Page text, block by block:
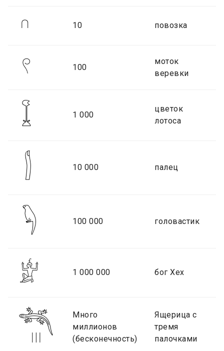
10 повозка
100
моток
веревки
1 000
цветок
лотоса
10 000 палец
100 000 головастик
1 000 000 бог Хех
Много
миллионов
(бесконечность)
Ящерица с
тремя
палочками